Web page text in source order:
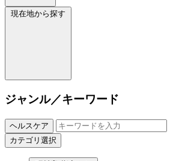
現在地から探す
ジャンル／キーワード
ヘルスケア
カテゴリ選択